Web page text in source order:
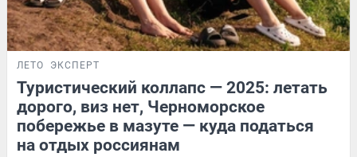
ЛЕТО ЭКСПЕРТ
Туристический коллапс — 2025: летать
дорого, виз нет, Черноморское
побережье в мазуте — куда податься
на отдых россиянам